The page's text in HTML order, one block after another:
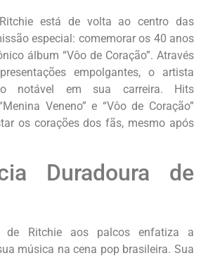
está de volta ao centro das
especial: comemorar os 40 anos
álbum “Vôo de Coração”. Através
empolgantes, o artista
notável em sua carreira. Hits
Veneno” e “Vôo de Coração”
os corações dos fãs, mesmo após
Duradoura de
de Ritchie aos palcos enfatiza a
música na cena pop brasileira. Sua